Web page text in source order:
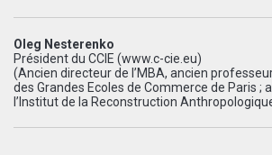
Oleg Nesterenko
Président du CCIE (www.c-cie.eu)
(Ancien directeur de l’MBA, ancien
des Grandes Ecoles de Commerce de Paris ;
l’Institut de la Reconstruction